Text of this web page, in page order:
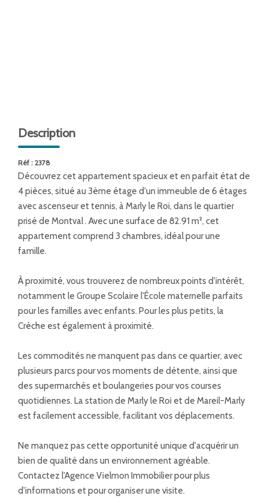
Description
Réf : 2378
Découvrez cet appartement spacieux et en parfait état de
4 pièces, situé au 3ème étage d'un immeuble de 6 étages
avec ascenseur et tennis, à Marly le Roi, dans le quartier
prisé de Montval . Avec une surface de 82.91 m², cet
appartement comprend 3 chambres, idéal pour une
famille.
À proximité, vous trouverez de nombreux points d'intérêt,
notamment le Groupe Scolaire l'École maternelle parfaits
pour les familles avec enfants. Pour les plus petits, la
Crèche est également à proximité.
Les commodités ne manquent pas dans ce quartier, avec
plusieurs parcs pour vos moments de détente, ainsi que
des supermarchés et boulangeries pour vos courses
quotidiennes. La station de Marly le Roi et de Mareil-Marly
est facilement accessible, facilitant vos déplacements.
Ne manquez pas cette opportunité unique d'acquérir un
bien de qualité dans un environnement agréable.
Contactez l'Agence Vielmon Immobilier pour plus
d'informations et pour organiser une visite.